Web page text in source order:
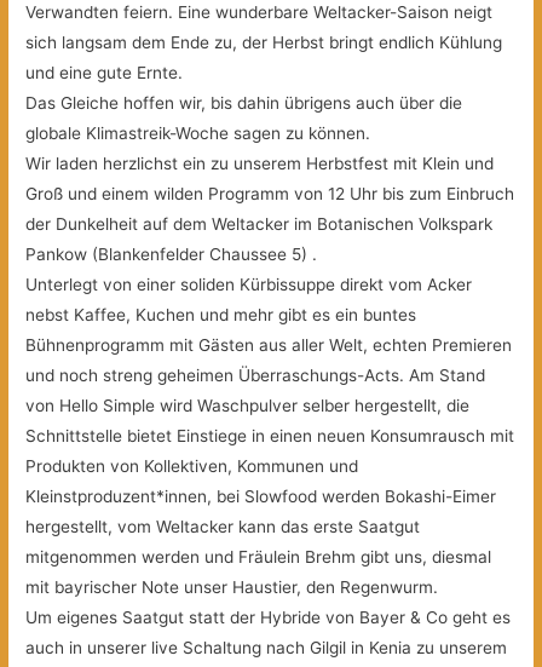
Verwandten feiern. Eine wunderbare Weltacker-Saison neigt
sich langsam dem Ende zu, der Herbst bringt endlich Kühlung
und eine gute Ernte.
Das Gleiche hoffen wir, bis dahin übrigens auch über die
globale Klimastreik-Woche sagen zu können.
Wir laden herzlichst ein zu unserem Herbstfest mit Klein und
Groß und einem wilden Programm von 12 Uhr bis zum Einbruch
der Dunkelheit auf dem Weltacker im Botanischen Volkspark
Pankow (Blankenfelder Chaussee 5) .
Unterlegt von einer soliden Kürbissuppe direkt vom Acker
nebst Kaffee, Kuchen und mehr gibt es ein buntes
Bühnenprogramm mit Gästen aus aller Welt, echten Premieren
und noch streng geheimen Überraschungs-Acts. Am Stand
von Hello Simple wird Waschpulver selber hergestellt, die
Schnittstelle bietet Einstiege in einen neuen Konsumrausch mit
Produkten von Kollektiven, Kommunen und
Kleinstproduzent*innen, bei Slowfood werden Bokashi-Eimer
hergestellt, vom Weltacker kann das erste Saatgut
mitgenommen werden und Fräulein Brehm gibt uns, diesmal
mit bayrischer Note unser Haustier, den Regenwurm.
Um eigenes Saatgut statt der Hybride von Bayer & Co geht es
auch in unserer live Schaltung nach Gilgil in Kenia zu unserem